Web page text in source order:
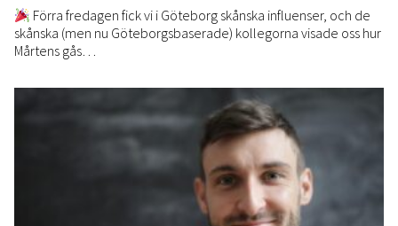
Förra fredagen fick vi i Göteborg skånska influenser, och de
skånska (men nu Göteborgsbaserade) kollegorna visade oss hur
Mårtens gås…